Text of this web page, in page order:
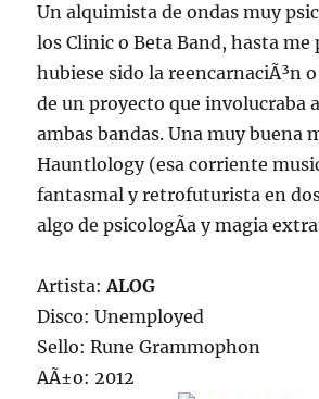
Un alquimista de ondas muy
los Clinic o Beta Band, hasta me
hubiese sido la reencarnaciÃ³n
de un proyecto que involucraba
ambas bandas. Una muy buena
Hauntlology (esa corriente
fantasmal y retrofuturista en
algo de psicologÃ­a y magia
Artista:ALOG
Disco: Unemployed
Sello: Rune Grammophon
AÃ±o: 2012